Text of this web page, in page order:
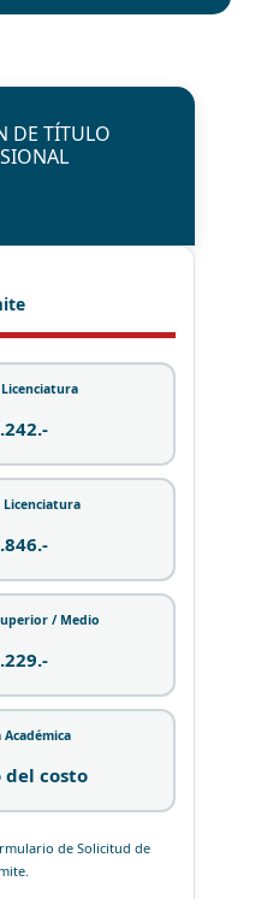
DE TÍTULO
/ Medio
Académica
del costo
de Solicitud de